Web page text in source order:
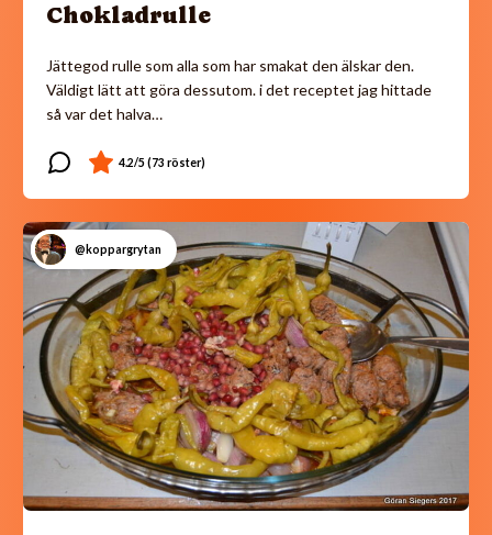
Chokladrulle
Jättegod rulle som alla som har smakat den älskar den.
Väldigt lätt att göra dessutom. i det receptet jag hittade
så var det halva…
@koppargrytan